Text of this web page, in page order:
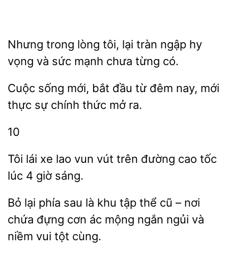
trong lòng tôi, lại tràn
hy
vọng và sức
chưa từng có.
Cuộc
mới, bắt đầu từ đêm nay, mới
thực sự chính
mở
10
Tôi lái
vun vút trên đường cao tốc
lúc
giờ sáng.
Bỏ lại phía sau là khu tập thể cũ
nơi
chứa đựng
ác mộng ngắn ngủi và
vui tột cùng.